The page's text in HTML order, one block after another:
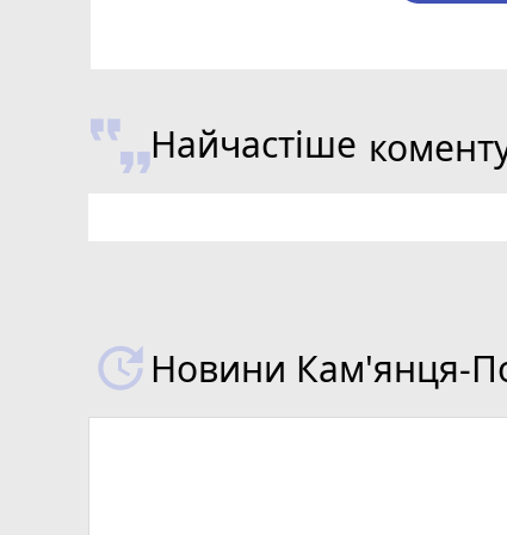
Найчастіше
Новини Кам'янця-